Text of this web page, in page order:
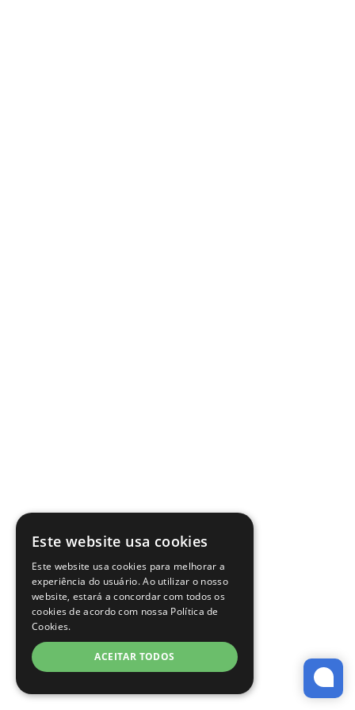
Este website usa cookies
Este website usa cookies para melhorar a
experiência do usuário. Ao utilizar o nosso
website, estará a concordar com todos os
cookies de acordo com nossa Política de
Cookies.
ACEITAR TODOS